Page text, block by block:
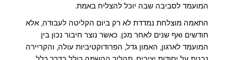
המועמד לסביבה שבה יוכל להצליח באמת.
התאמה מוצלחת נמדדת לא רק ביום הקליטה לעבודה, אלא
חודשים ואף שנים לאחר מכן. כאשר נוצר חיבור נכון בין
המועמד לארגון, האמון גדל, הפרודוקטיביות עולה, והקריירה